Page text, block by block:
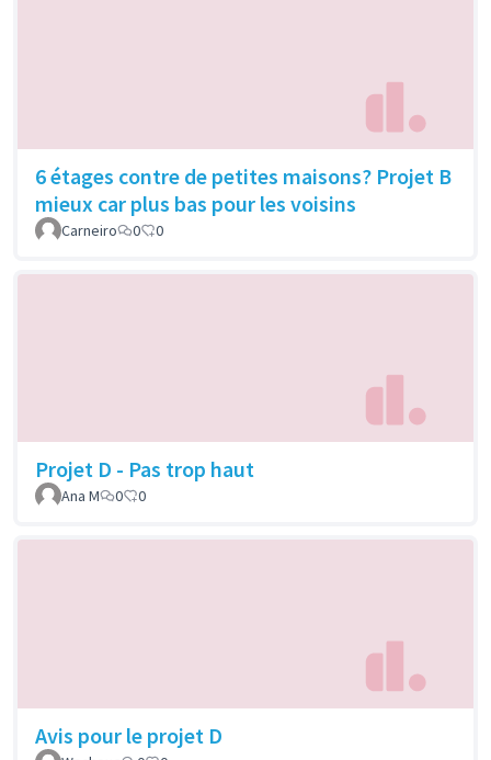
6 étages contre de petites maisons? Projet B
mieux car plus bas pour les voisins
Carneiro 0 0
Projet D - Pas trop haut
Ana M 0 0
Avis pour le projet D